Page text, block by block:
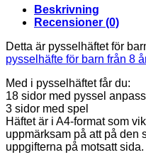
Beskrivning
Recensioner (0)
Detta är pysselhäftet för
pysselhäfte för barn från 8
Med i pysselhäftet får du:
18 sidor med pyssel
3 sidor med spel
Häftet är i A4-format som
uppmärksam på att på den
uppgifterna på motsatt sida.